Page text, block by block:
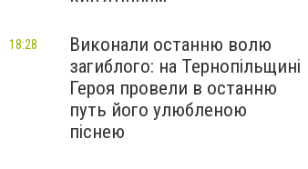
Виконали останню волю
загиблого: на Тернопільщині
Героя провели в останню
путь його улюбленою
піснею
18:28